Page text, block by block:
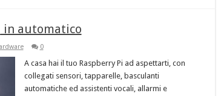
in automatico
0
A casa hai il tuo Raspberry Pi ad aspettarti, con
collegati sensori, tapparelle, basculanti
automatiche ed assistenti vocali, allarmi e